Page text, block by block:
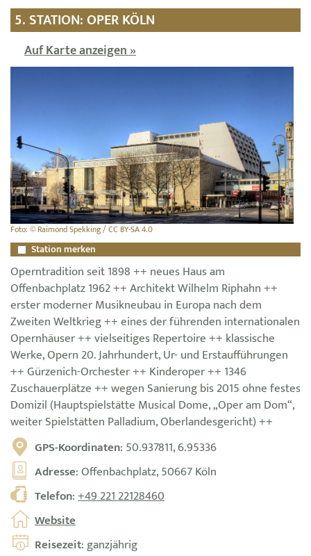
5. STATION: OPER KÖLN
Auf Karte anzeigen »
Foto: © Raimond Spekking / CC BY-SA 4.0
Station merken
Operntradition seit 1898 ++ neues Haus am
Offenbachplatz 1962 ++ Architekt Wilhelm Riphahn ++
erster moderner Musikneubau in Europa nach dem
Zweiten Weltkrieg ++ eines der führenden internationalen
Opernhäuser ++ vielseitiges Repertoire ++ klassische
Werke, Opern 20. Jahrhundert, Ur- und Erstaufführungen
++ Gürzenich-Orchester ++ Kinderoper ++ 1346
Zuschauerplätze ++ wegen Sanierung bis 2015 ohne festes
Domizil (Hauptspielstätte Musical Dome, „Oper am Dom“,
weiter Spielstätten Palladium, Oberlandesgericht) ++
GPS-Koordinaten: 50.937811, 6.95336
Adresse: Offenbachplatz, 50667 Köln
Telefon:+49 221 22128460
Website
Reisezeit: ganzjährig